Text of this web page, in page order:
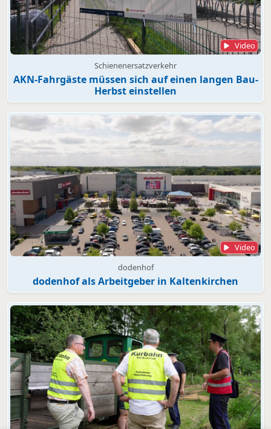
Video
Schienenersatzverkehr
AKN-Fahrgäste müssen sich auf einen langen Bau-
Herbst einstellen
Video
dodenhof
dodenhof als Arbeitgeber in Kaltenkirchen